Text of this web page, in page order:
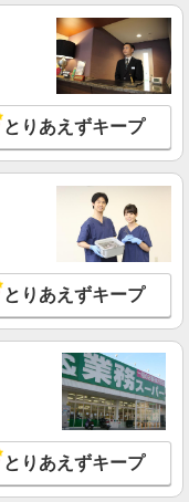
とりあえずキープ
とりあえずキープ
とりあえずキープ